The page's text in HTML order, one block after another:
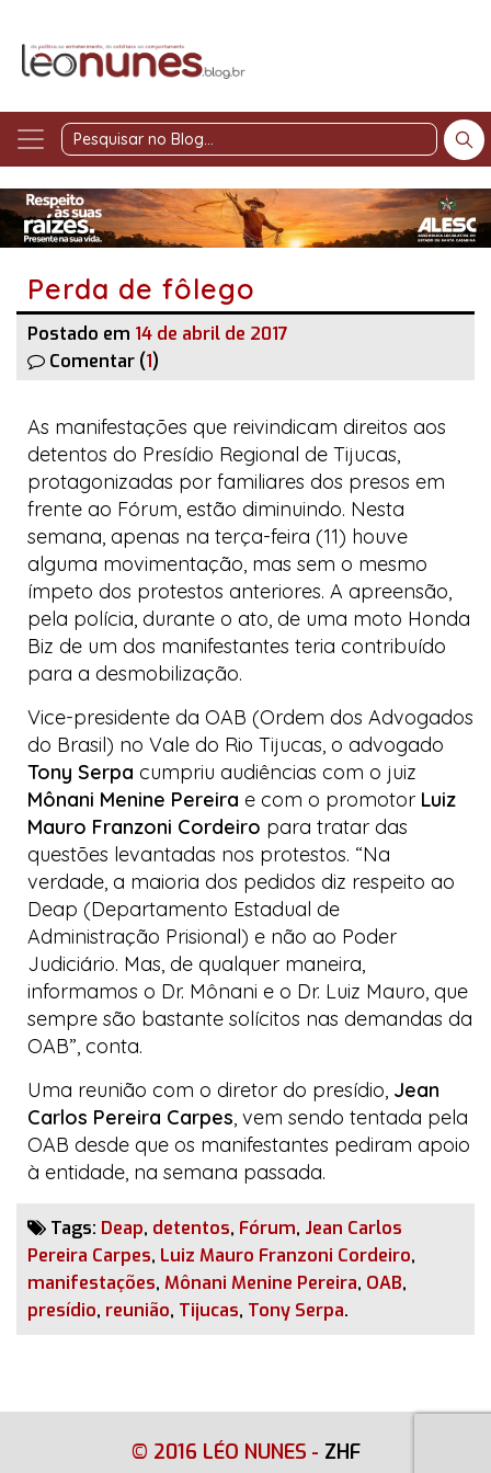
Pesquisar
Blog
Perda de fôlego
Postado em 14 de abril de 2017
Comentar (1)
As manifestações que reivindicam direitos aos
detentos do Presídio Regional de Tijucas,
protagonizadas por familiares dos presos em
frente ao Fórum, estão diminuindo. Nesta
semana, apenas na terça-feira (11) houve
alguma movimentação, mas sem o mesmo
ímpeto dos protestos anteriores. A apreensão,
pela polícia, durante o ato, de uma moto Honda
Biz de um dos manifestantes teria contribuído
para a desmobilização.
Vice-presidente da OAB (Ordem dos Advogados
do Brasil) no Vale do Rio Tijucas, o advogado
Tony Serpa cumpriu audiências com o juiz
Mônani Menine Pereira e com o promotor Luiz
Mauro Franzoni Cordeiro para tratar das
questões levantadas nos protestos. “Na
verdade, a maioria dos pedidos diz respeito ao
Deap (Departamento Estadual de
Administração Prisional) e não ao Poder
Judiciário. Mas, de qualquer maneira,
informamos o Dr. Mônani e o Dr. Luiz Mauro, que
sempre são bastante solícitos nas demandas da
OAB”, conta.
Uma reunião com o diretor do presídio, Jean
Carlos Pereira Carpes, vem sendo tentada pela
OAB desde que os manifestantes pediram apoio
à entidade, na semana passada.
Tags: Deap, detentos, Fórum, Jean Carlos
Pereira Carpes, Luiz Mauro Franzoni Cordeiro,
manifestações, Mônani Menine Pereira, OAB,
presídio, reunião, Tijucas, Tony Serpa.
© 2016 LÉO NUNES - ZHF